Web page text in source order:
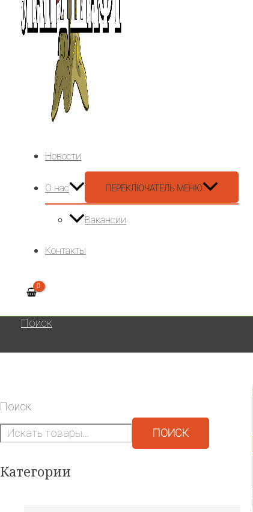
Новости
О нас ПЕРЕКЛЮЧАТЕЛЬ МЕНЮ
Вакансии
Контакты
Поиск
Поиск
ПОИСК
Категории